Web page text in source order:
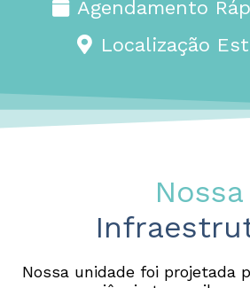
Agendamento
Localização
Nossa
Nossa unidade foi projetada